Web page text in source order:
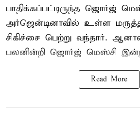
பாதிக்கப்பட்டிருந்த ஜொர்ஜ்
அர்ஜென்டினாவில் உள்ள
சிகிச்சை பெற்று வந்தார்.
பலனின்றி ஜொர்ஜ் மெஸ்சி
Read More